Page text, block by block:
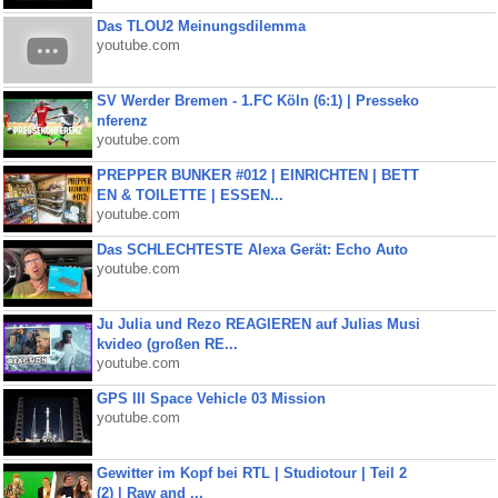
Das TLOU2 Meinungsdilemma
youtube.com
SV Werder Bremen - 1.FC Köln (6:1) | Presseko
nferenz
youtube.com
PREPPER BUNKER #012 | EINRICHTEN | BETT
EN & TOILETTE | ESSEN...
youtube.com
Das SCHLECHTESTE Alexa Gerät: Echo Auto
youtube.com
Ju Julia und Rezo REAGIEREN auf Julias Musi
kvideo (großen RE...
youtube.com
GPS III Space Vehicle 03 Mission
youtube.com
Gewitter im Kopf bei RTL | Studiotour | Teil 2
(2) | Raw and ...